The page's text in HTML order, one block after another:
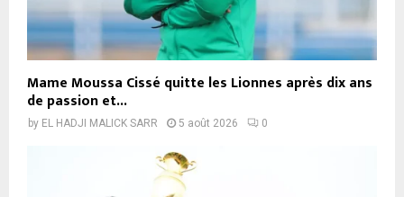
Mame Moussa Cissé quitte les Lionnes après dix ans
de passion et...
by EL HADJI MALICK SARR 5 août 2026 0